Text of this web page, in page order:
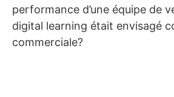
performance d’une équipe de
digital learning était envisagé
commerciale?